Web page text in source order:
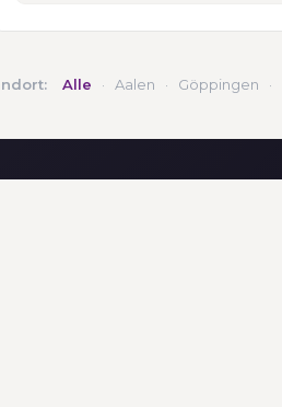
Alle · Aalen · Göppingen ·